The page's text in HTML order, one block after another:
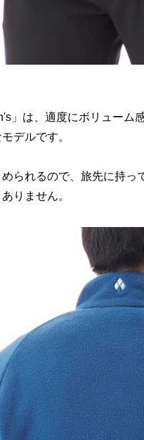
」は、適度にボリュー
デルです。
られるので、旅先に持
りません。